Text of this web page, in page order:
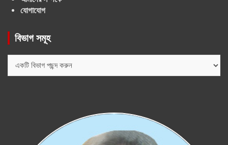
যোগাযোগ
বিভাগ সমূহ
সমূহ